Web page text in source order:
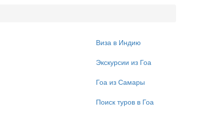
Виза в Индию
Экскурсии из Гоа
Гоа из Самары
Поиск туров в Гоа